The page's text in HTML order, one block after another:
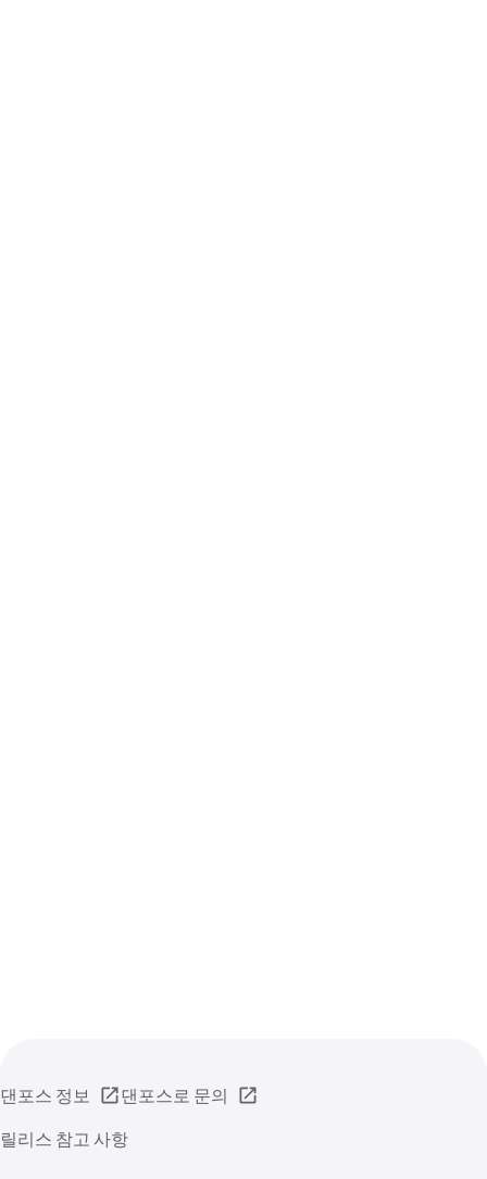
댄포스 정보
댄포스로 문의
릴리스 참고 사항